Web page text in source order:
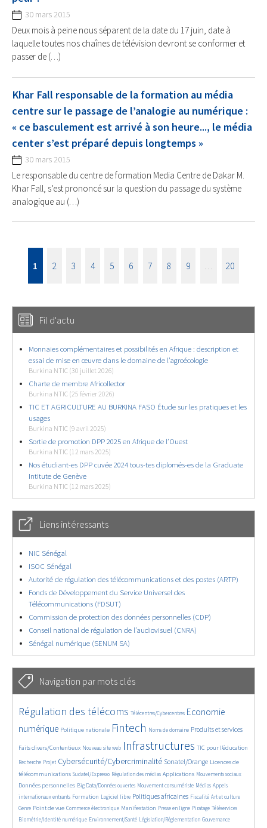
30 mars 2015
Deux mois à peine nous séparent de la date du 17 juin, date à
laquelle toutes nos chaînes de télévision devront se conformer et
passer de (…)
Khar Fall responsable de la formation au média
centre sur le passage de l’analogie au numérique :
« ce basculement est arrivé à son heure..., le média
center s’est préparé depuis longtemps »
30 mars 2015
Le responsable du centre de formation Media Centre de Dakar M.
Khar Fall, s’est prononcé sur la question du passage du système
analogique au (…)
1 2 3 4 5 6 7 8 9 20
Fil d'actu
Monnaies complémentaires et possibilités en Afrique : description et
essai de mise en œuvre dans le domaine de l’agroécologie
Burkina NTIC (30 juillet 2026)
Charte de membre Africollector
Burkina NTIC (25 février 2026)
TIC ET AGRICULTURE AU BURKINA FASO Étude sur les pratiques et les
usages
Burkina NTIC (9 avril 2025)
Sortie de promotion DPP 2025 en Afrique de l’Ouest
Burkina NTIC (12 mars 2025)
Nos étudiant-es DPP cuvée 2024 tous-tes diplomés-es de la Graduate
Intitute de Genève
Burkina NTIC (12 mars 2025)
Liens intéressants
NIC Sénégal
ISOC Sénégal
Autorité de régulation des télécommunications et des postes (ARTP)
Fonds de Développement du Service Universel des
Télécommunications (FDSUT)
Commission de protection des données personnelles (CDP)
Conseil national de régulation de l’audiovisuel (CNRA)
Sénégal numérique (SENUM SA)
Navigation par mots clés
4622/5700
Régulation des télécoms
391/5700 Télécentres/Cybercentres
3640/5700
Economie
numérique
1849/5700 Politique nationale
5242/5700 Fintech
675/5700 Noms de domaine
2369/5700 Produits et services
1564/5700
Faits divers/Contentieux Nouveau site web Infrastructures TIC pour l’éducation
Recherche
248/5700Projet
3585/5700 Cybersécurité/Cybercriminalité
2300/5700 Sonatel/Orange
1623/5700
Licences de
télécommunications
283/5700 Sudatel/Expresso
1023/5700 Régulation des médias
1537/5700 Applications
1135/5700 Mouvements sociaux
1674/5700
Données personnelles
150/5700 Big Data/Données ouvertes
637/5700 Mouvement consumériste
367/5700 Médias
655/5700
Appels
internationaux entrants
1727/5700 Formation
106/5700 Logiciel libre
2418/5700 Politiques africaines
1074/5700 Fiscalité
172/5700 Art et culture
582/5700
Genre
1906/5700Point de vue
1043/5700 Commerce électronique
1508/5700 Manifestation
322/5700 Presse en ligne
127/5700 Piratage
207/5700 Téléservices
1205/5700
Biométrie/Identité numérique
356/5700 Environnement/Santé
340/5700 Législation/Réglementation
361/5700 Gouvernance
1863/5700